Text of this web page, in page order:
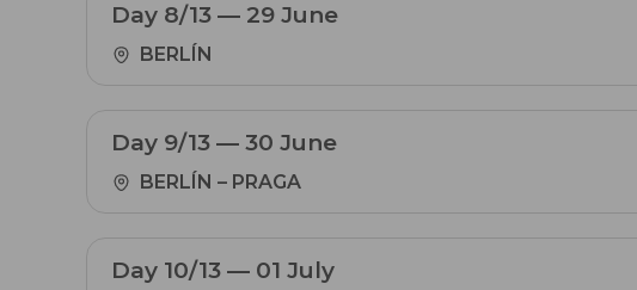
Day 8/13 — 29 June
BERLÍN
Day 9/13 — 30 June
BERLÍN – PRAGA
Day 10/13 — 01 July